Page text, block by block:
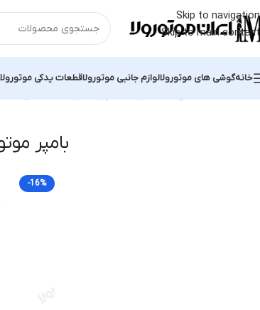
Skip to navigation
Skip to main content
خانهگوشی های موتورولالوازم جانبی موتورولاقطعات یدکی موتورولا
بامپر
-16%